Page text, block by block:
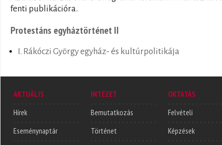
fenti publikációra.
Protestáns egyháztörténet II
I. Rákóczi György egyház- és kultúrpolitikája
AKTUÁLIS
Hírek
Eseménynaptár
INTÉZET
Bemutatkozás
Történet
OKTATÁS
Felvételi
Képzések